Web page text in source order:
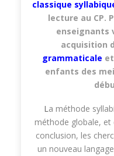
classique
lecture au CP.
enseignants
acquisition
grammaticale et
enfants des
La méthode
méthode globale, et
conclusion, les
un nouveau